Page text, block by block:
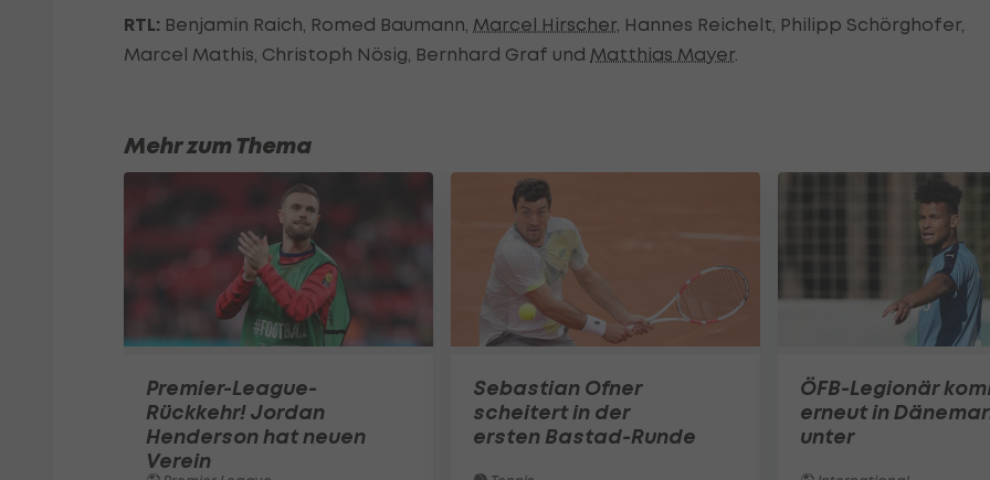
RTL: Benjamin Raich, Romed Baumann, Marcel Hirscher, Hannes Reichelt, Philipp Schörghofer,
Marcel Mathis, Christoph Nösig, Bernhard Graf und Matthias Mayer.
Mehr zum Thema
Premier-League-
Rückkehr! Jordan
Henderson hat neuen
Verein
Sebastian Ofner
scheitert in der
ersten Bastad-Runde
ÖFB-Legionär
erneut in
unter